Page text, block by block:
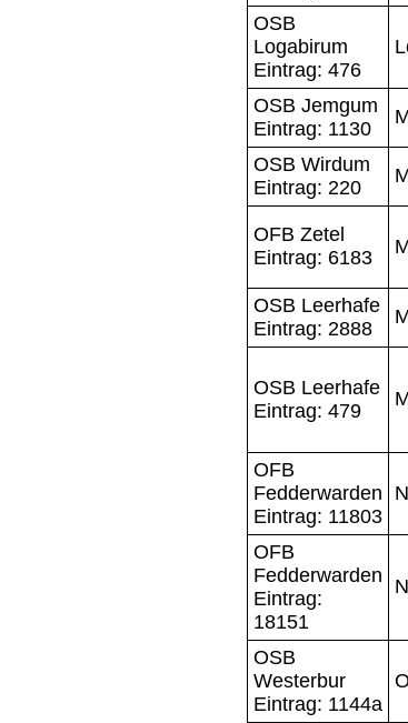
OSB
Logabirum
Eintrag: 476
OSB Jemgum
Eintrag: 1130
OSB Wirdum
Eintrag: 220
OFB Zetel
Eintrag: 6183
OSB Leerhafe
Eintrag: 2888
OSB Leerhafe
Eintrag: 479
OFB
Fedderwarden
Eintrag: 11803
OFB
Fedderwarden
Eintrag:
18151
OSB
Westerbur
Eintrag: 1144a